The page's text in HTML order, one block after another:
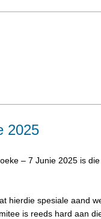
2025
– 7 Junie 2025 is
hierdie spesiale aand
is reeds hard aan